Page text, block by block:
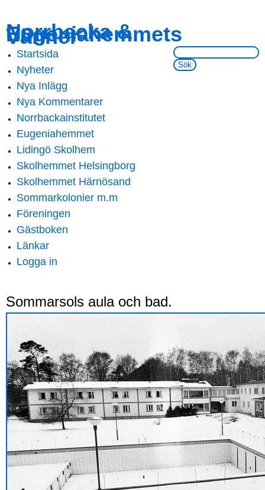
main
content
navigation
Norrbacka &
Eugeniahemmets
Vänner
Sök på webbsidan:
Main menu
Startsida
Nyheter
Nya Inlägg
Nya Kommentarer
Norrbackainstitutet
Eugeniahemmet
Lidingö Skolhem
Skolhemmet Helsingborg
Skolhemmet Härnösand
Sommarkolonier m.m
Föreningen
Gästboken
Länkar
Logga in
Sommarsols aula och bad.